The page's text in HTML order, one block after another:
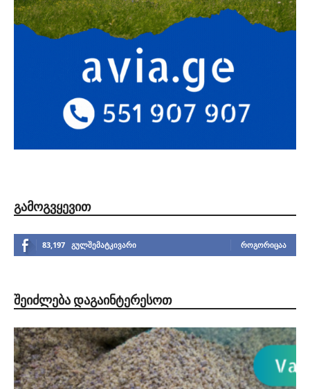
ᲒᲐᲛᲝᲒᲕᲧᲔᲕᲘᲗ
83,197 გულშემატკივარი ᲠᲝᲒᲝᲠᲘᲪᲐᲐ
ᲨᲔᲘᲫᲚᲔᲑᲐ ᲓᲐᲒᲐᲘᲜᲢᲔᲠᲔᲡᲝᲗ